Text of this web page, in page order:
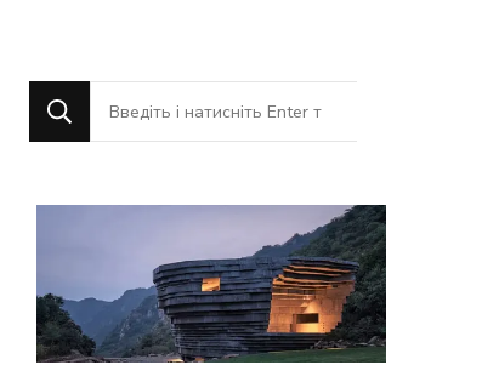
Шукаєте
щось?